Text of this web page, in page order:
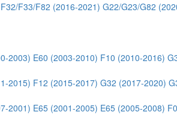
F32/F33/F82 (2016-2021) G22/G23/G82
2003) E60 (2003-2010) F10 (2010-2016)
2015) F12 (2015-2017) G32 (2017-2020)
2001) E65 (2001-2005) E65 (2005-2008)